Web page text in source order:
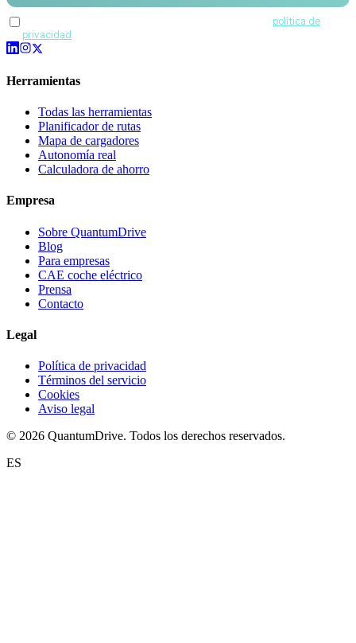
política de
privacidad
Herramientas
Todas las herramientas
Planificador de rutas
Mapa de cargadores
Autonomía real
Calculadora de ahorro
Empresa
Sobre QuantumDrive
Blog
Para empresas
CAE coche eléctrico
Prensa
Contacto
Legal
Política de privacidad
Términos del servicio
Cookies
Aviso legal
© 2026 QuantumDrive. Todos los derechos reservados.
ES